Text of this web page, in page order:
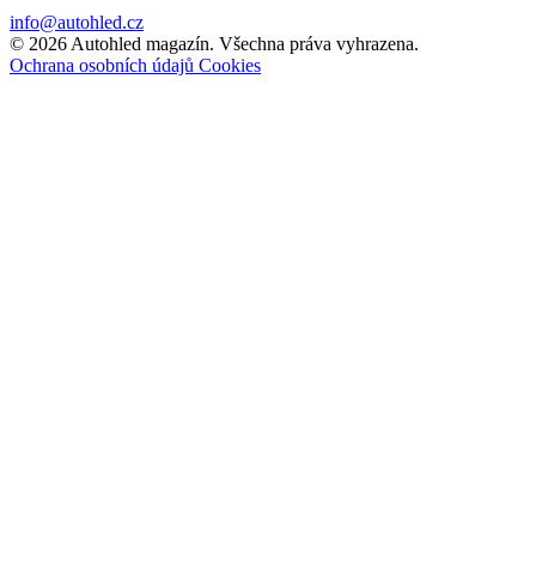
info@autohled.cz
© 2026 Autohled magazín. Všechna práva vyhrazena.
Ochrana osobních údajů Cookies